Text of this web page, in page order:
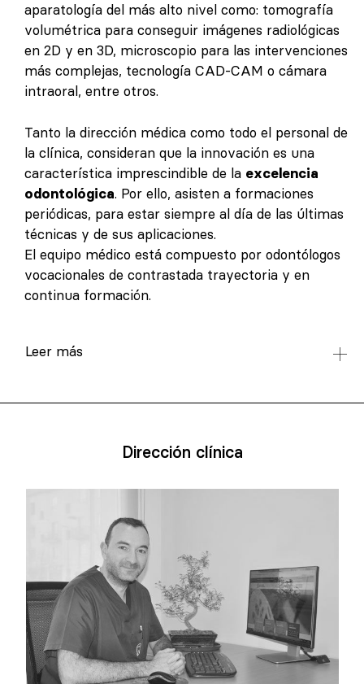
aparatología del más alto nivel como: tomografía
volumétrica para conseguir imágenes radiológicas
en 2D y en 3D, microscopio para las intervenciones
más complejas, tecnología CAD-CAM o cámara
intraoral, entre otros.
Tanto la dirección médica como todo el personal de
la clínica, consideran que la innovación es una
característica imprescindible de la excelencia
odontológica. Por ello, asisten a formaciones
periódicas, para estar siempre al día de las últimas
técnicas y de sus aplicaciones.
El equipo médico está compuesto por odontólogos
vocacionales de contrastada trayectoria y en
continua formación.
Leer más
Dirección clínica